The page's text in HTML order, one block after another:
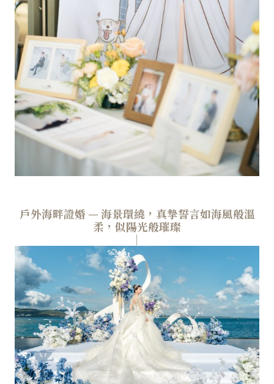
戶外海畔證婚 — 海景環繞，真摯誓言如海風般溫
柔，似陽光般璀璨
│